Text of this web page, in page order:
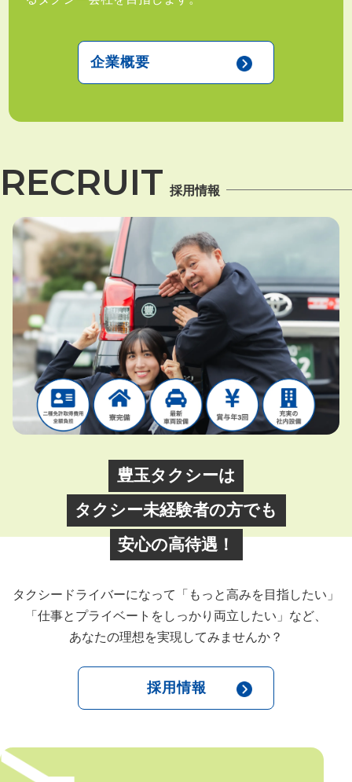
企業概要
RECRUIT 採用情報
豊玉タクシーは
タクシー未経験者の方でも
安心の高待遇！
タクシードライバーになって「もっと高みを目指したい」
「仕事とプライベートをしっかり両立したい」など、
あなたの理想を実現してみませんか？
採用情報